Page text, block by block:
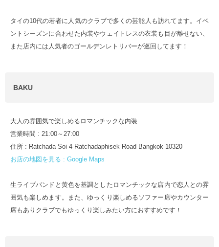
タイの10代の若者に人気のクラブで多くの芸能人も訪れてます。イベ
ントシーズンに合わせた内装やウェイトレスの衣装も目が離せない、
また店内には人気者のゴールデンレトリバーが巡回してます！
BAKU
大人の雰囲気で楽しめるロマンチックな内装
営業時間 : 21:00～27:00
住所 : Ratchada Soi 4 Ratchadaphisek Road Bangkok 10320
お店の地図を見る : Google Maps
生ライブバンドと黄色を基調としたロマンチックな店内で恋人との雰
囲気も楽しめます。また、ゆっくり楽しめるソファー席やカウンター
席もありクラブでもゆっくり楽しみたい方におすすめです！